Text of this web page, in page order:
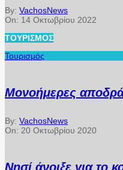
By: VachosNews
On: 14 Οκτωβρίου 2022
ΤΟΥΡΙΣΜΌΣ
Τουρισμός
Μονοήμερες
By: VachosNews
On: 20 Οκτωβρίου 2020
Νησί άνοιξε για το